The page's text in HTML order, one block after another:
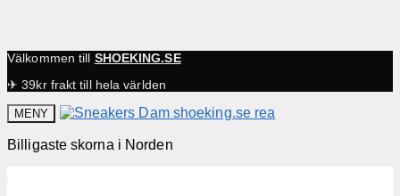
Välkommen till SHOEKING.SE
✈ 39kr frakt till hela världen
MENY
Billigaste skorna i Norden